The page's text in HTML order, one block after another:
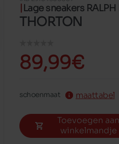
pendant 30 jours
en magasins
Lage sneakers RALPH
THORTON
89,99€
schoenmaat maattabel
Toevoegen aan
winkelmandje